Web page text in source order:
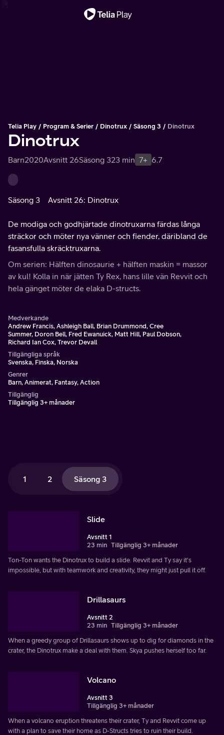
Telia Play Program & Serier Dinotrux Säsong 3 Dinotrux
Dinotrux
Barn2020Avsnitt 26Säsong 323 min 7+ 6.7
Säsong 3 Avsnitt 26: Dinotrux
De modiga och godhjärtade dinotruxarna färdas långa
sträckor och möter nya vänner och fiender, däribland de
fasansfulla skräcktruxarna.
Om serien: Hälften dinosaurie + hälften maskin = massor
av kul! Kolla in när jätten Ty Rex, hans lille vän Revvit och
hela gänget möter de elaka D-structs.
Medverkande
Andrew Francis, Ashleigh Ball, Brian Drummond, Cree
Summer, Doron Bell, Fred Ewanuick, Matt Hill, Paul Dobson,
Richard Ian Cox, Trevor Devall
Tillgängliga språk
Svenska, Finska, Norska
Genrer
Barn, Animerat, Fantasy, Action
Tillgänglig
Tillgänglig 3+ månader
1 2 Säsong 3
Slide
Avsnitt 1
23 min Tillgänglig 3+ månader
Ton-Ton wants the Dinotrux to build a slide. Revvit and Ty say it's
impossible, but with teamwork and creativity, they might just pull it off.
Drillasaurs
Avsnitt 2
23 min Tillgänglig 3+ månader
When a greedy group of Drillasaurs shows up to dig for diamonds in the
crater, the Dinotrux make a deal with them. Skya pushes herself too far.
Volcano
Avsnitt 3
Tillgänglig 3+ månader
When a volcano eruption threatens their crater, Ty and Revvit come up
with a plan to save their home as D-Structs tries to ruin their build.